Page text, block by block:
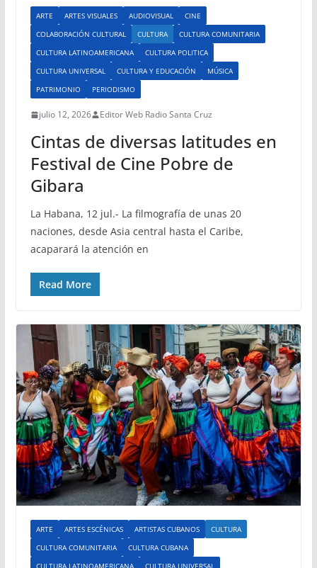
ARTE ARTES VISUALES AUDIOVISUAL
CINE
COLABORACIÓN CULTURAL
CULTURA
CULTURA COMUNITARIA
CULTURA LATINOAMERICANA
CULTURA POLITICA
CULTURA UNIVERSAL
CULTURA Y EDUCACIÓN
MÚSICA
PATRIMONIO
PERIODISMO
julio 12, 2026 Editor Web Radio Santa Cruz
Cintas de diversas latitudes en
Festival de Cine Pobre de
Gibara
La Habana, 12 jul.- La filmografía de unas 20
naciones, desde Asia central hasta el Caribe,
acaparará la atención en
Read More
ARTE ARTES ESCÉNICAS ARTISTAS CUBANOS
CULTURA
CULTURA COMUNITARIA
CULTURA CUBANA